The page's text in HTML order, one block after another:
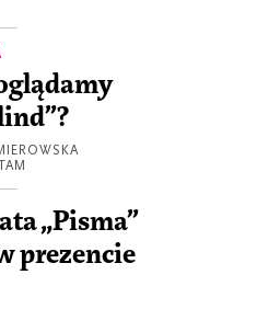
„Pisma”
prezencie